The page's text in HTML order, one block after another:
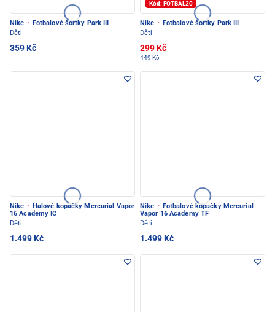
Nike · Fotbalové šortky Park III
Děti
359 Kč
Kód: FOTBAL20
Nike · Fotbalové šortky Park III
Děti
299 Kč
449 Kč
Nike · Halové kopačky Mercurial Vapor
16 Academy IC
Děti
1.499 Kč
Nike · Fotbalové kopačky Mercurial
Vapor 16 Academy TF
Děti
1.499 Kč